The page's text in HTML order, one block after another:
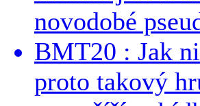
novodobé
BMT20 : Jak
proto takový